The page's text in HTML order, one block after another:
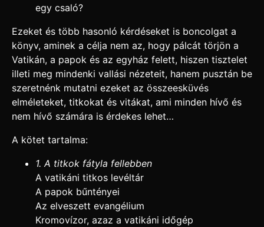
egy csaló?
Ezeket és több hasonló kérdéseket is boncolgat a
könyv, aminek a célja nem az, hogy pálcát törjön a
Vatikán, a papok és az egyház felett, hiszen tisztelet
illeti meg mindenki vallási nézeteit, hanem pusztán be
szeretnénk mutatni ezeket az összeesküvés
elméleteket, titkokat és vitákat, ami minden hívő és
nem hívő számára is érdekes lehet…
A kötet tartalma:
1. A titkok fátyla fellebben
A vatikáni titkos levéltár
A papok bűntényei
Az elveszett evangélium
Kromovízor, azaz a vatikáni időgép